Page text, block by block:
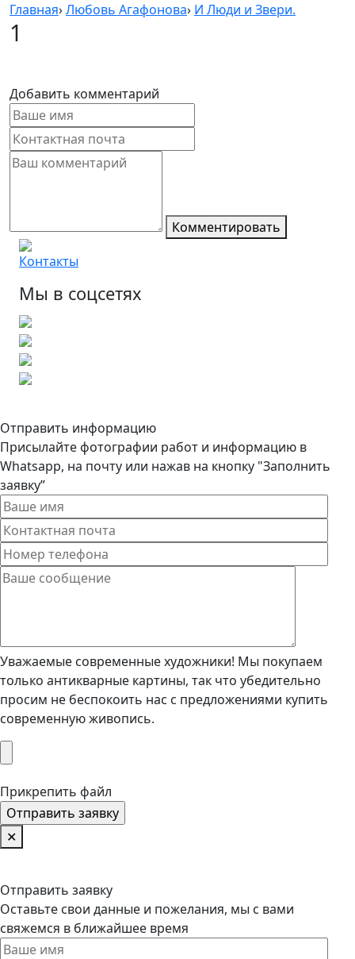
Главная›Любовь Агафонова› И Люди и Звери.
1
Добавить комментарий
Комментировать
Контакты
Мы в соцсетях
Отправить информацию
Присылайте фотографии работ и информацию в
Whatsapp, на почту или нажав на кнопку "Заполнить
заявку”
Уважаемые современные художники! Мы покупаем
только антикварные картины, так что убедительно
просим не беспокоить нас с предложениями купить
современную живопись.
Прикрепить файл
✕
Отправить заявку
Оставьте свои данные и пожелания, мы с вами
свяжемся в ближайшее время